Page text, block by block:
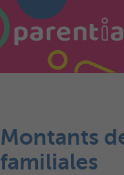
Montants
familiales